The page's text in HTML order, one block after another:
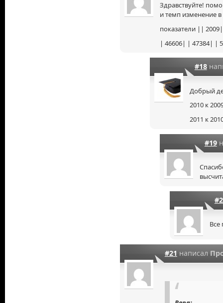
Здравствуйте!
и темп изменение в
показатели ||
| 46606| | 47384| |
#18
Добрый
2010 к
2011 к
#19
#21 написал